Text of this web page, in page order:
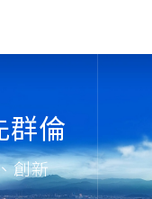
群倫
創新